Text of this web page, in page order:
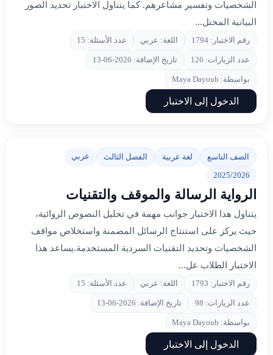
الشخصيات وتفسير مشاعرهم. كما يتناول الاختبار تحديد الصور
البيانية المختل...
رقم الاختبار: 1794 اللغة: عربي عدد الأسئلة: 15
عدد الزيارات: 126 تاريخ الإضافة: 2026-06-13
بواسطة: Maya Dayoub
الدخول إلى الاختبار
الصف التاسع لغة عربية الفصل الثالث عربي
2025/2026
الرواية الرسالة والموقف والتقنيات
يتناول هذا الاختبار جوانب مهمة في تحليل النصوص الروائية،
حيث يركز على استنتاج الرسائل المضمنة واستخلاص مواقف
الشخصيات وتحديد التقنيات السردية المستخدمة.يساعد هذا
الاختبار الطلاب عل...
رقم الاختبار: 1793 اللغة: عربي عدد الأسئلة: 15
عدد الزيارات: 98 تاريخ الإضافة: 2026-06-13
بواسطة: Maya Dayoub
الدخول إلى الاختبار